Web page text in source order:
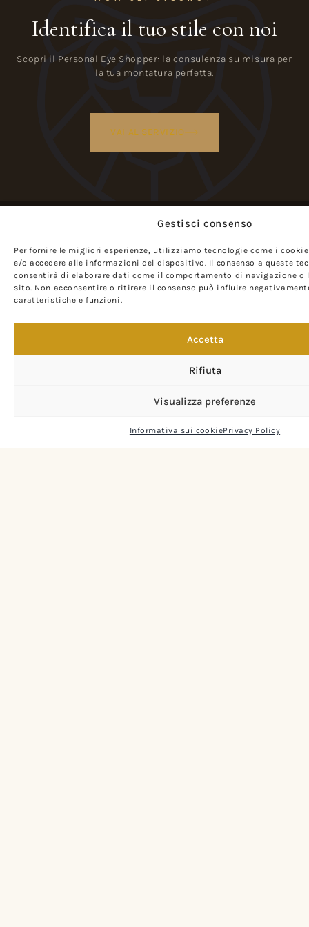
Gestisci consenso
Per fornire le migliori esperienze, utilizziamo tecnologie come i
e/o accedere alle informazioni del dispositivo. Il consenso a queste
consentirà di elaborare dati come il comportamento di navigazione o
sito. Non acconsentire o ritirare il consenso può influire
caratteristiche e funzioni.
Accetta
Rifiuta
Visualizza preferenze
Informativa sui cookiePrivacy Policy
Identifica il tuo stile con noi
Scopri il Personal Eye Shopper: la consulenza su misura per
la tua montatura perfetta.
VAI AL SERVIZIO
Artigianalità italiana, consulenza su
misura e lo stile senza tempo di 19.71
Firenze.